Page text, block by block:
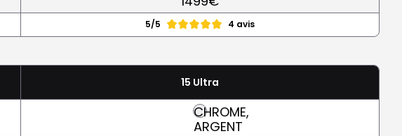
5/5 4 avis
15 Ultra
CHROME,
ARGENT